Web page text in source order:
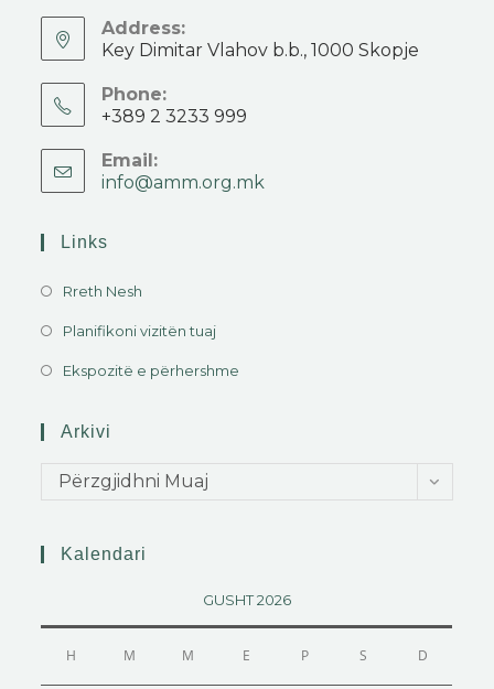
Address:
Key Dimitar Vlahov b.b., 1000 Skopje
Phone:
+389 2 3233 999
Email:
info@amm.org.mk
Links
Rreth Nesh
Planifikoni vizitën tuaj
Ekspozitë e përhershme
Arkivi
Përzgjidhni Muaj
Kalendari
GUSHT 2026
H M M E P S D